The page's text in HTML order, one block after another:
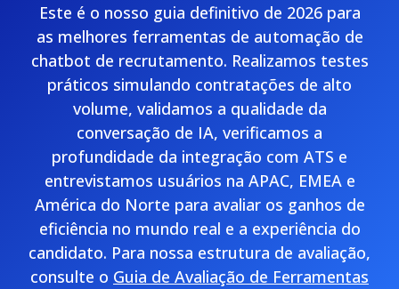
Este é o nosso guia definitivo de 2026 para
as melhores ferramentas de automação de
chatbot de recrutamento. Realizamos testes
práticos simulando contratações de alto
volume, validamos a qualidade da
conversação de IA, verificamos a
profundidade da integração com ATS e
entrevistamos usuários na APAC, EMEA e
América do Norte para avaliar os ganhos de
eficiência no mundo real e a experiência do
candidato. Para nossa estrutura de avaliação,
consulte o Guia de Avaliação de Ferramentas